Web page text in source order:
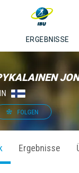
ERGEBNISSE
FOLGEN
Ergebnisse